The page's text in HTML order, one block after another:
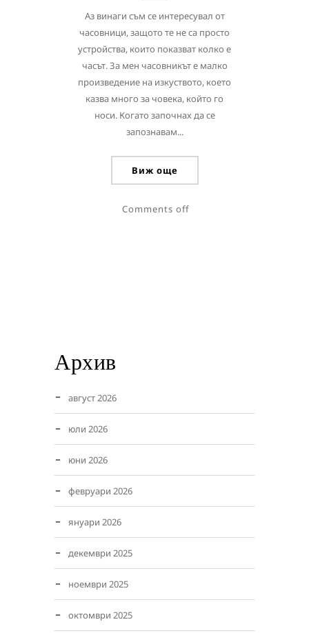
Аз винаги съм се интересувал от
часовници, защото те не са просто
устройства, които показват колко е
часът. За мен часовникът е малко
произведение на изкуството, което
казва много за човека, който го
носи. Когато започнах да се
запознавам...
Виж още
Comments off
Архив
август 2026
юли 2026
юни 2026
февруари 2026
януари 2026
декември 2025
ноември 2025
октомври 2025